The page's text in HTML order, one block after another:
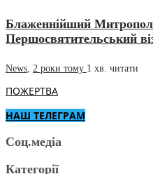
Блаженнійший
Першосвятительський
News 2 роки тому 1 хв. читати
ПОЖЕРТВА
НАШ ТЕЛЕГРАМ
Соц.медіа
Категорії